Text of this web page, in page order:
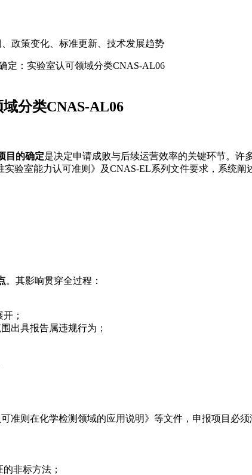
政策变化、标准更新、技术发展趋势
定：实验室认可领域分类CNAS-AL06
分类CNAS-AL06
目的确定是决定申请成败与后续运营效率的关键环节。许
验室能力认可准则》及CNAS-EL系列文件要求，系统
。其影响贯穿全过程：
；
出具报告属违规行为；
准则在化学检测领域的应用说明》等文件，申报项目必
非标方法；